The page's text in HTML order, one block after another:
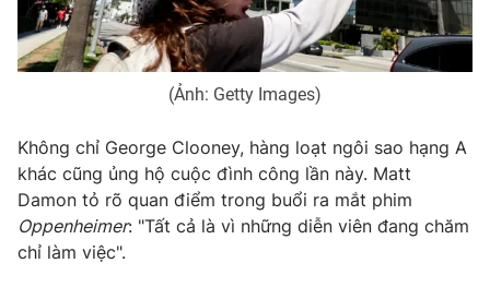
VTV Money VTV Thể thao
Thị trường 24h Tấm lòng Việt
VTV4 Vươn mình bằng AI
(Ảnh: Getty Images)
Không chỉ George Clooney, hàng loạt ngôi sao hạng A
khác cũng ủng hộ cuộc đình công lần này. Matt
Damon tỏ rõ quan điểm trong buổi ra mắt phim
Oppenheimer: "Tất cả là vì những diễn viên đang chăm
chỉ làm việc".